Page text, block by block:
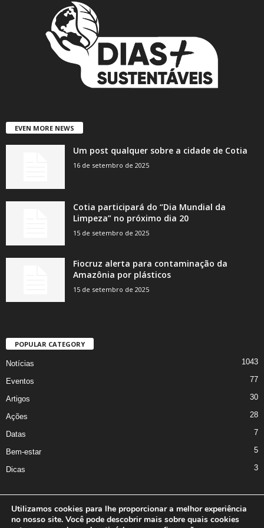
EVEN MORE NEWS
Um post qualquer sobre a cidade de Cotia
16 de setembro de 2025
Cotia participará do “Dia Mundial da
Limpeza” no próximo dia 20
15 de setembro de 2025
Fiocruz alerta para contaminação da
Amazônia por plásticos
15 de setembro de 2025
POPULAR CATEGORY
Notícias 1043
Eventos 77
Artigos 30
Ações 28
Datas 7
Bem-estar 5
Dicas 3
Utilizamos cookies para lhe proporcionar a melhor experiência
no nosso site. Você pode descobrir mais sobre quais cookies